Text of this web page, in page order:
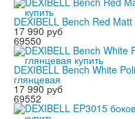
DEXIBELL Bench Red
17 990 руб
69550
DEXIBELL Bench White
глянцевая
17 990 руб
69552